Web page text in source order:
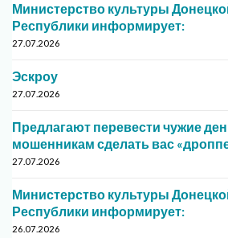
Министерство культуры
Республики информирует:
27.07.2026
Эскроу
27.07.2026
Предлагают перевести чужие
мошенникам сделать вас
27.07.2026
Министерство культуры
Республики информирует:
26.07.2026